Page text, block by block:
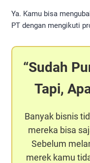
Ya. Kamu bisa
PT dengan mengikuti
Sudah
Tapi,
Banyak bisnis
mereka bisa
Sebelum
merek kamu